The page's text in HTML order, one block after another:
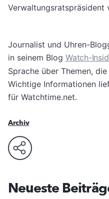
Verwaltungsratspräsident
Journalist und Uhren-
in seinem Blog Watch-
Sprache über Themen,
Wichtige Informationen
für Watchtime.net.
Archiv
Neueste